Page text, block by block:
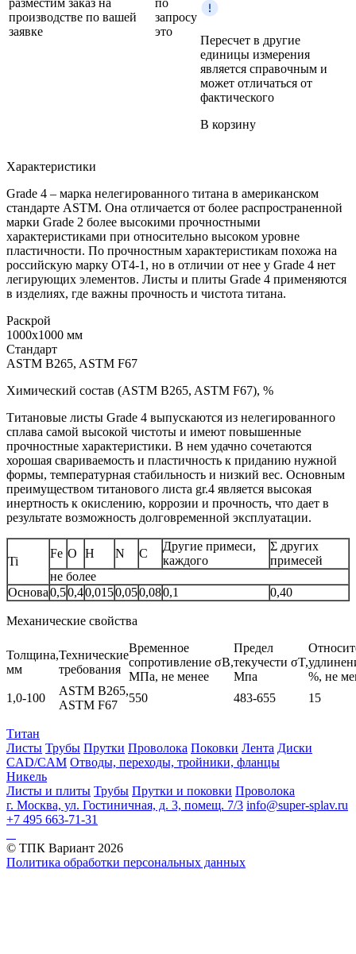
производстве по вашей
заявке
запросу
это
Пересчет в другие
единицы измерения
является справочным и
может отличаться от
фактического
В корзину
Характеристики
Grade 4 – марка нелегированного титана в американском
стандарте ASTM. Она отличается от более распространенной
марки Grade 2 более высокими прочностными
характеристиками при относительно высоком уровне
пластичности. По прочностным характеристикам похожа на
российскую марку ОТ4-1, но в отличии от нее у Grade 4 нет
легирующих элементов. Листы и плиты Grade 4 применяются
в изделиях, где важны прочность и чистота титана.
Раскрой
1000x1000 мм
Стандарт
ASTM B265, ASTM F67
Химический состав (ASTM B265, ASTM F67), %
Титановые листы Grade 4 выпускаются из нелегированного
сплава самой высокой чистоты и имеют повышенные
прочностные характеристики. В нем удачно сочетаются
хорошая свариваемость и пластичность к приданию нужной
формы, температурная стабильность и низкий вес. Основным
преимуществом титанового листа gr.4 является высокая
инертность к окислению, коррозии и прочность, что дает в
результате возможность долговременной эксплуатации.
Ti
Fe O H N C
Другие примеси,
каждого
Σ других
примесей
не более
Основа0,50,40,0150,050,080,1 0,40
Механические свойства
Толщина,
мм
Технические
требования
Временное
сопротивление σB,
МПа, не менее
Предел
текучести σT,
Мпа
%, не
1,0-100
ASTM B265,
ASTM F67
550 483-655 15
Титан
Листы Трубы Прутки Проволока Поковки Лента Диски
CAD/CAM Отводы, переходы, тройники, фланцы
Никель
Листы и плиты Трубы Прутки и поковки Проволока
г. Москва, ул. Гостиничная, д. 3, помещ. 7/3 info@super-splav.ru
+7 495 663-71-31
© ТПК Вариант 2026
Политика обработки персональных данных